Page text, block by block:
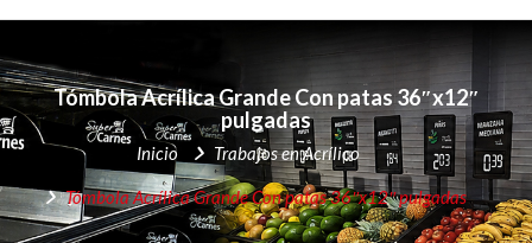
Tómbola Acrílica GrandeCon patas 36″x12″
pulgadas
Inicio Trabajos en Acrílico
Tómbola Acrílica GrandeCon patas 36″x12″ pulgadas